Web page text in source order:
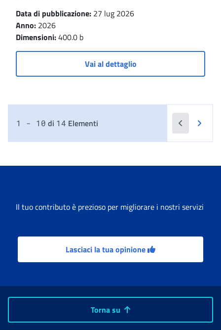
Data di pubblicazione: 27 lug 2026
Anno: 2026
Dimensioni:400.0 b
Vai al dettaglio
1 - 10 di 14 Elementi
Il tuo contributo è prezioso per migliorare i nostri servizi
Lasciaci la tua opinione
Torna su